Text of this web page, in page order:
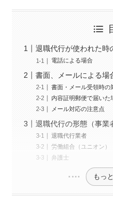
退職代行が使われた時
電話による場合
書面、メールによる場
書面・メール受領時の
内容証明郵便で届いた
メール対応の注意点
退職代行の形態（事業
退職代行業者
労働組合（ユニオン）
弁護士
もっ